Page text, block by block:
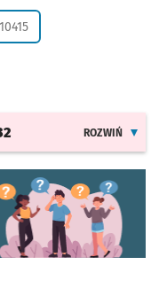
ROZWIŃ
karcie